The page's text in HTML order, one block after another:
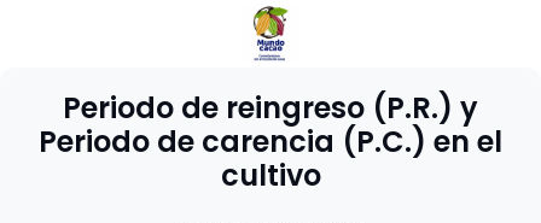
Periodo de reingreso (P.R.) y
Periodo de carencia (P.C.) en el
cultivo